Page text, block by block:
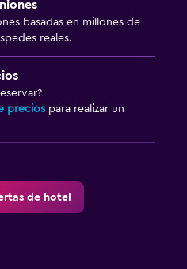
basadas en millones de
reales.
precios para realizar un
de hotel